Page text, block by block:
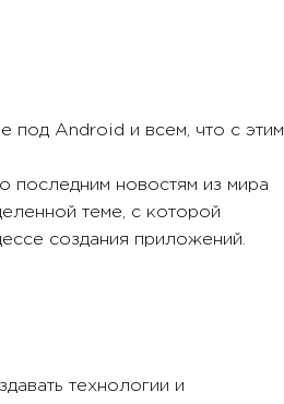
под Android и всем, что с этим
последним новостям из мира
теме, с которой
создания приложений.
технологии и